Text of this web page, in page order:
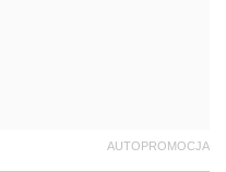
AUTOPROMOCJA